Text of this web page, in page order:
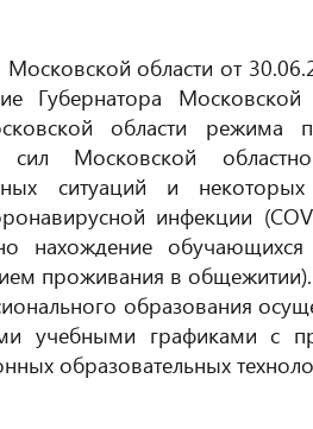
Московской области от
Губернатора Московской
области режима
Московской
ситуаций и
инфекции
нахождение
проживания в общежитии).
образования
учебными графиками с
образовательных